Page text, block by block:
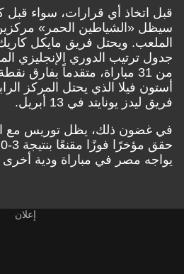
قبل اتخاذ أي قرارات، سواء قبل
سيظل «الشياطين الحمر»
الملعب. ويحتل فريق مايكل
من 31 مباراة، متقدماً
أستون فيلا الذي يحتل المركز
فريق ليدز يونايتد في 13 أبريل.
في غضون ذلك، يظل توريس مع
يواجه مصر في مباراة ودية أخرى يوم 31